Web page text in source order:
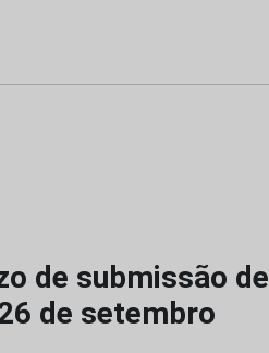
de submissão de
de setembro